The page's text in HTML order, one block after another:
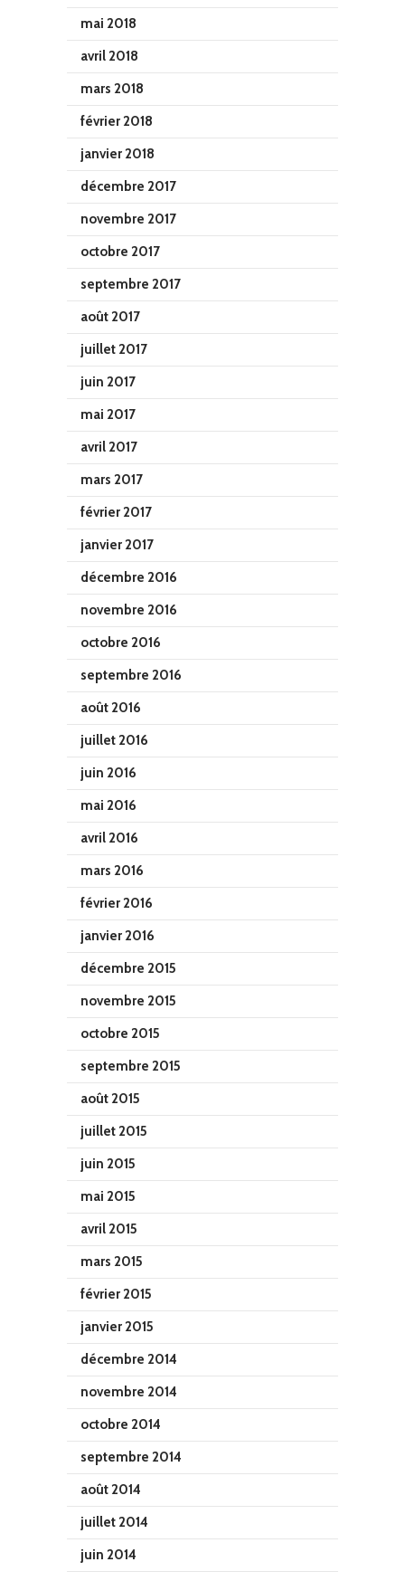
mai 2018
avril 2018
mars 2018
février 2018
janvier 2018
décembre 2017
novembre 2017
octobre 2017
septembre 2017
août 2017
juillet 2017
juin 2017
mai 2017
avril 2017
mars 2017
février 2017
janvier 2017
décembre 2016
novembre 2016
octobre 2016
septembre 2016
août 2016
juillet 2016
juin 2016
mai 2016
avril 2016
mars 2016
février 2016
janvier 2016
décembre 2015
novembre 2015
octobre 2015
septembre 2015
août 2015
juillet 2015
juin 2015
mai 2015
avril 2015
mars 2015
février 2015
janvier 2015
décembre 2014
novembre 2014
octobre 2014
septembre 2014
août 2014
juillet 2014
juin 2014